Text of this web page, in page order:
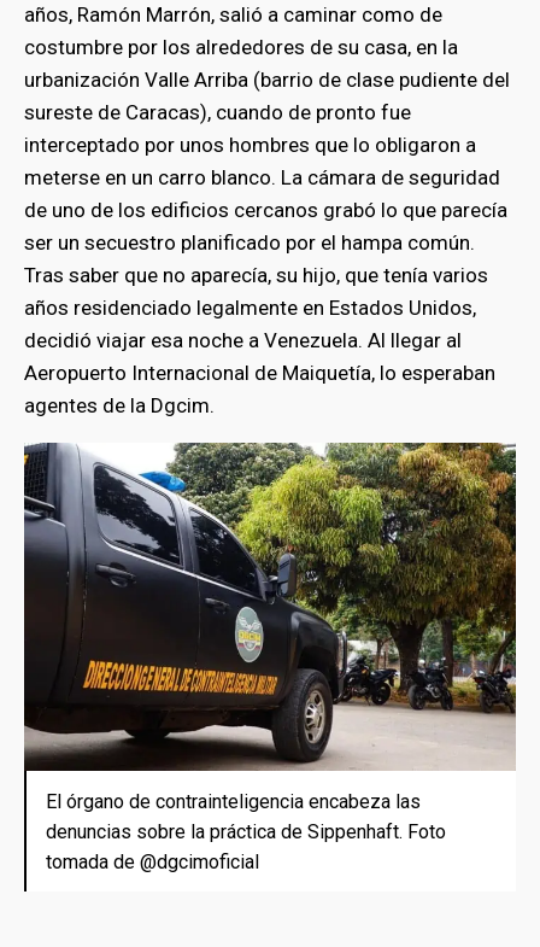
años, Ramón Marrón, salió a caminar como de
costumbre por los alrededores de su casa, en la
urbanización Valle Arriba (barrio de clase pudiente del
sureste de Caracas), cuando de pronto fue
interceptado por unos hombres que lo obligaron a
meterse en un carro blanco. La cámara de seguridad
de uno de los edificios cercanos grabó lo que parecía
ser un secuestro planificado por el hampa común.
Tras saber que no aparecía, su hijo, que tenía varios
años residenciado legalmente en Estados Unidos,
decidió viajar esa noche a Venezuela. Al llegar al
Aeropuerto Internacional de Maiquetía, lo esperaban
agentes de la Dgcim.
El órgano de contrainteligencia encabeza las
denuncias sobre la práctica de Sippenhaft. Foto
tomada de @dgcimoficial